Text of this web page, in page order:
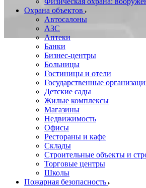
Охрана объектов
Автосалоны
АЗС
Аптеки
Банки
Бизнес-центры
Больницы
Гостиницы и отели
Государственные
Детские сады
Жилые комплексы
Магазины
Недвижимость
Офисы
Рестораны и кафе
Склады
Строительные объекты и
Торговые центры
Школы
Пожарная безопасность